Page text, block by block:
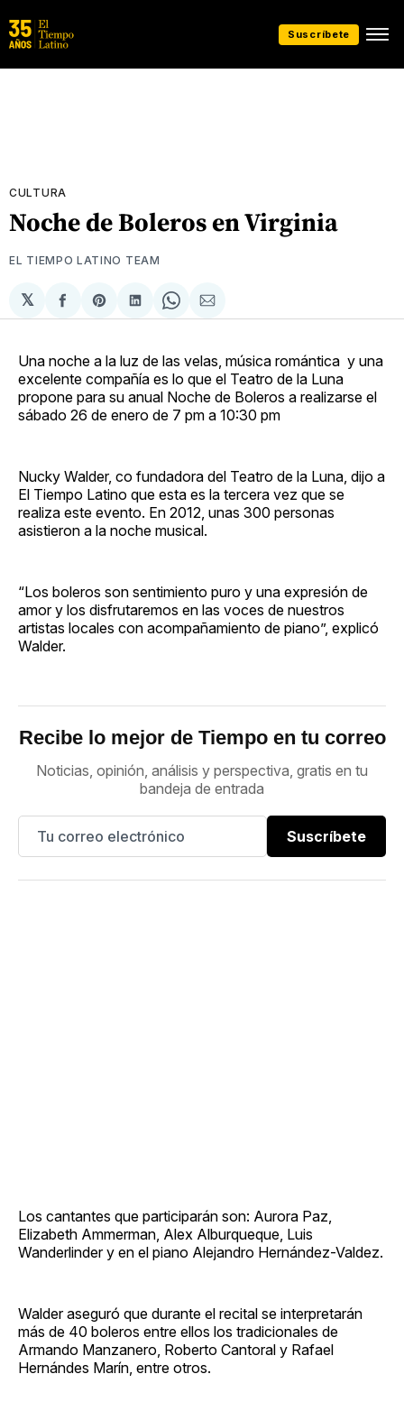
Suscríbete
CULTURA
Noche de Boleros en Virginia
EL TIEMPO LATINO TEAM
𝕏
Compartir
en
Share
on
Compartir
en
Share
on
Compartir
via
Una noche a la luz de las velas, música romántica y una
excelente compañía es lo que el Teatro de la Luna
propone para su anual Noche de Boleros a realizarse el
sábado 26 de enero de 7 pm a 10:30 pm
Nucky Walder, co fundadora del Teatro de la Luna, dijo a
El Tiempo Latino que esta es la tercera vez que se
realiza este evento. En 2012, unas 300 personas
asistieron a la noche musical.
“Los boleros son sentimiento puro y una expresión de
amor y los disfrutaremos en las voces de nuestros
artistas locales con acompañamiento de piano”, explicó
Walder.
Recibe lo mejor de Tiempo en tu correo
Noticias, opinión, análisis y perspectiva, gratis en tu
bandeja de entrada
Suscríbete
Los cantantes que participarán son: Aurora Paz,
Elizabeth Ammerman, Alex Alburqueque, Luis
Wanderlinder y en el piano Alejandro Hernández-Valdez.
Walder aseguró que durante el recital se interpretarán
más de 40 boleros entre ellos los tradicionales de
Armando Manzanero, Roberto Cantoral y Rafael
Hernándes Marín, entre otros.